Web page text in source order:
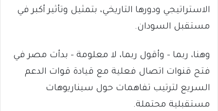
الاستراتيجي ودورها التاريخي، بتمثيل وتأثير أكبر في
مستقبل السودان.
وهنا، ربما – وأقول ربما، لا معلومة – بدأت مصر في
فتح قنوات اتصال فعلية مع قيادة قوات الدعم
السريع لترتيب تفاهمات حول سيناريوهات
مستقبلية محتملة.